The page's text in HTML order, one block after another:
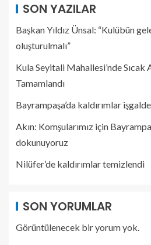
SON YAZILAR
Başkan Yıldız Ünsal: “Kulübün
oluşturulmalı”
Kula Seyitali Mahallesi’nde Sıcak
Tamamlandı
Bayrampaşa’da kaldırımlar
Akın: Komşularımız için
dokunuyoruz
Nilüfer’de kaldırımlar temizlendi
SON YORUMLAR
Görüntülenecek bir yorum yok.